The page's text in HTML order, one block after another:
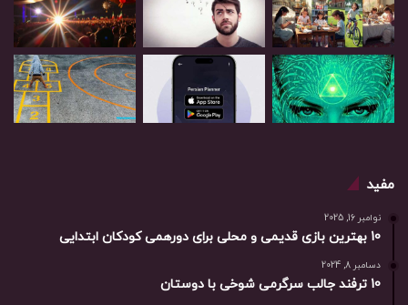
مفید
نوامبر 16, 2025
10 بهترین بازی‌ قدیمی و محلی برای دورهمی کودکان ابتدایی
دسامبر 8, 2024
10 ترفند جالب سرگرمی شوخی با دوستان